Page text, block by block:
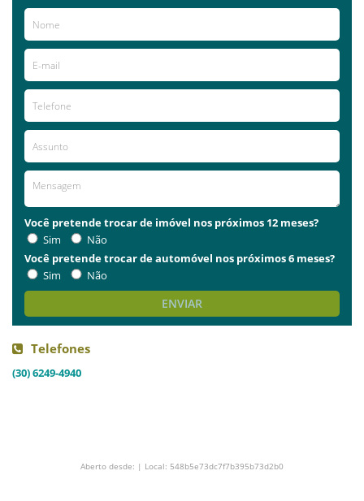
Você pretende trocar de imóvel nos próximos 12 meses?
Sim
Não
Você pretende trocar de automóvel nos próximos 6 meses?
Sim
Não
ENVIAR
Telefones
(30) 6249-4940
Aberto desde: | Local: 548b5e73dc7f7b395b73d2b0